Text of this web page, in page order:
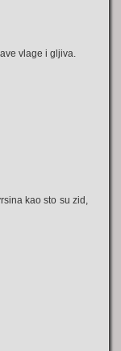
vlage i gljiva.
kao sto su zid,